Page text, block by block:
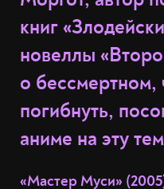
книг
новеллы
о бессмертном,
погибнуть,
аниме на эту
«Мастер Муси»